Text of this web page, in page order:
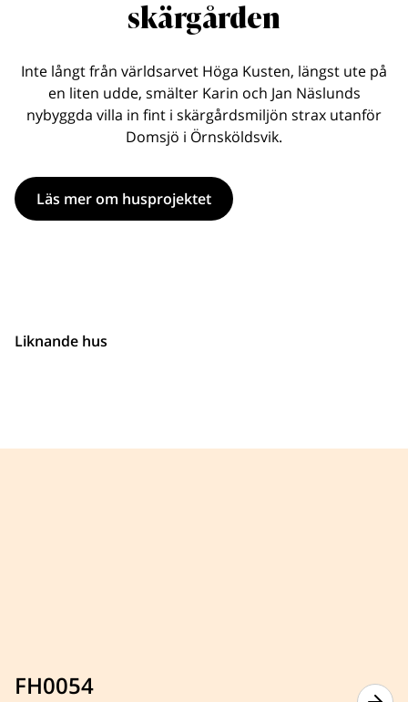
skärgården
Inte långt från världsarvet Höga Kusten, längst ute på
en liten udde, smälter Karin och Jan Näslunds
nybyggda villa in fint i skärgårdsmiljön strax utanför
Domsjö i Örnsköldsvik.
Läs mer om husprojektet
Liknande hus
FH0054